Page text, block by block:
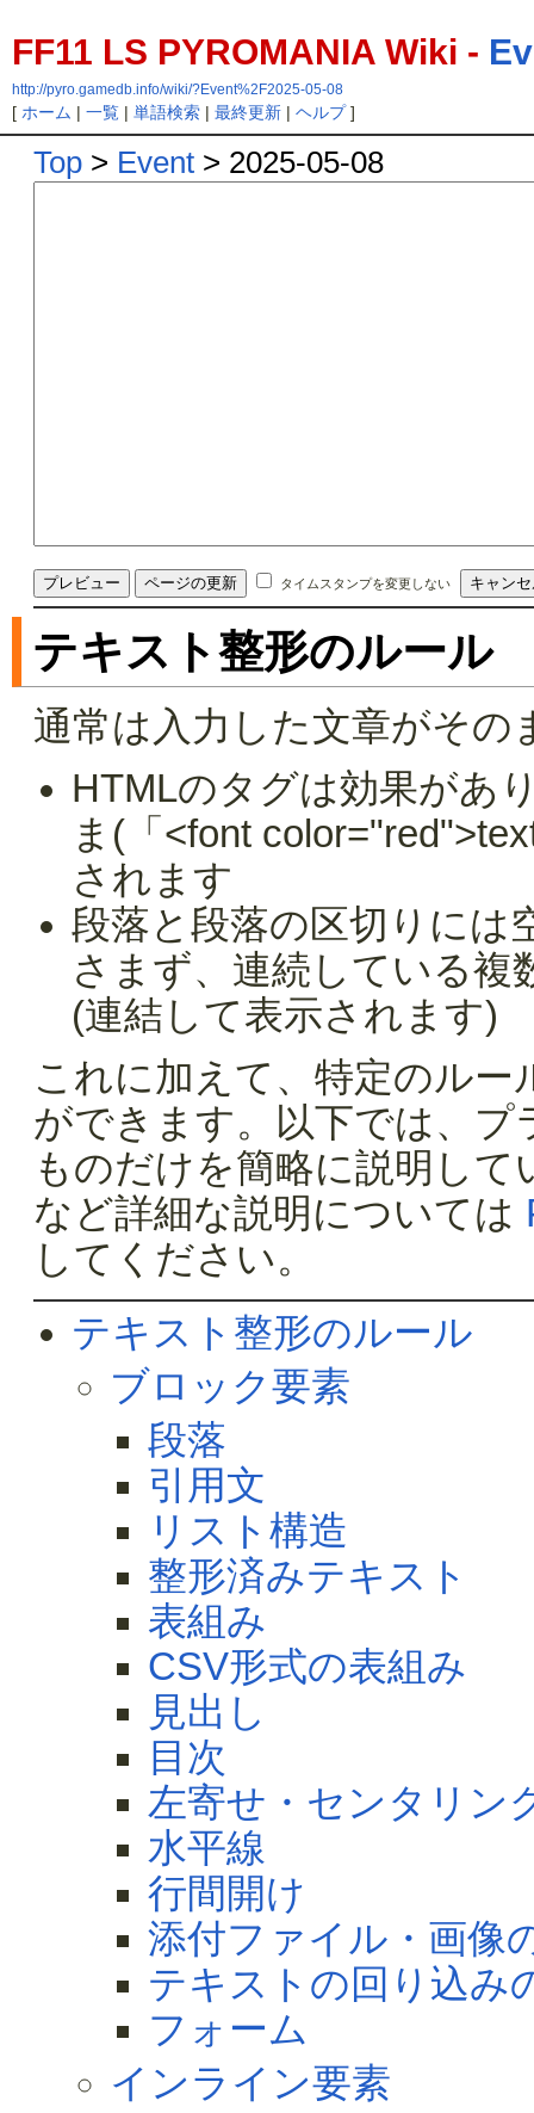
FF11 LS PYROMANIA Wiki -
http://pyro.gamedb.info/wiki/?Event%2F2025-05-08
[ ホーム | 一覧| 単語検索| 最終更新| ヘルプ]
Top > Event > 2025-05-08
タイムスタンプを変更しない
テキスト整形のルール
通常は入力した文章がその
HTMLのタグは効果があ
ま(「<font
されます
段落と段落の区切りには
さまず、連続している複
(連結して表示されます)
これに加えて、特定のル
ができます。以下では、
ものだけを簡略に説明し
など詳細な説明については
してください。
テキスト整形のルール
ブロック要素
段落
引用文
リスト構造
整形済みテキスト
表組み
CSV形式の表組み
見出し
目次
左寄せ・センタリン
水平線
行間開け
添付ファイル・画像
テキストの回り込み
フォーム
インライン要素